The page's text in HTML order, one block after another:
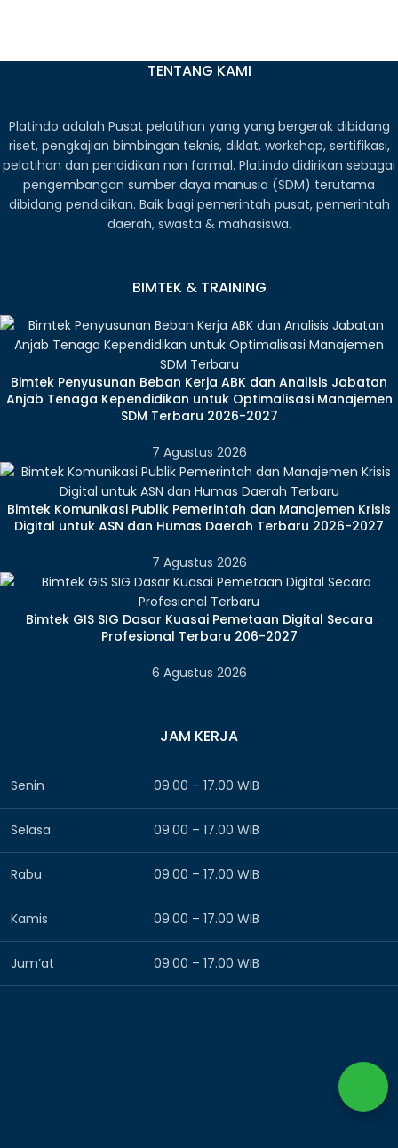
TENTANG KAMI
Platindo adalah Pusat pelatihan yang yang bergerak dibidang
riset, pengkajian bimbingan teknis, diklat, workshop, sertifikasi,
pelatihan dan pendidikan non formal. Platindo didirikan sebagai
pengembangan sumber daya manusia (SDM) terutama
dibidang pendidikan. Baik bagi pemerintah pusat, pemerintah
daerah, swasta & mahasiswa.
BIMTEK & TRAINING
Bimtek Penyusunan Beban Kerja ABK dan Analisis Jabatan
Anjab Tenaga Kependidikan untuk Optimalisasi Manajemen
SDM Terbaru 2026-2027
7 Agustus 2026
Bimtek Komunikasi Publik Pemerintah dan Manajemen Krisis
Digital untuk ASN dan Humas Daerah Terbaru 2026-2027
7 Agustus 2026
Bimtek GIS SIG Dasar Kuasai Pemetaan Digital Secara
Profesional Terbaru 206-2027
6 Agustus 2026
JAM KERJA
Senin 09.00 – 17.00 WIB
Selasa 09.00 – 17.00 WIB
Rabu 09.00 – 17.00 WIB
Kamis 09.00 – 17.00 WIB
Jum’at 09.00 – 17.00 WIB